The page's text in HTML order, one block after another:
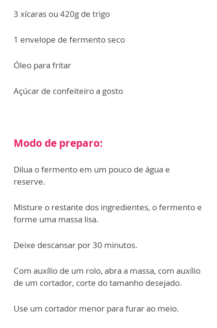
3 xícaras ou 420g de trigo
1 envelope de fermento seco
Óleo para fritar
Açúcar de confeiteiro a gosto
Modo de preparo:
Dilua o fermento em um pouco de água e
reserve.
Misture o restante dos ingredientes, o fermento e
forme uma massa lisa.
Deixe descansar por 30 minutos.
Com auxílio de um rolo, abra a massa, com auxílio
de um cortador, corte do tamanho desejado.
Use um cortador menor para furar ao meio.